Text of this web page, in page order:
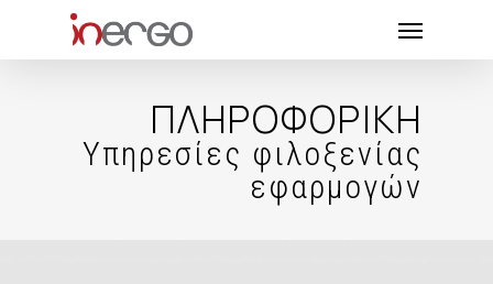
main
Menu
ΠΛΗΡΟΦΟΡΙΚΗ
Υπηρεσίες φιλοξενίας
εφαρμογών